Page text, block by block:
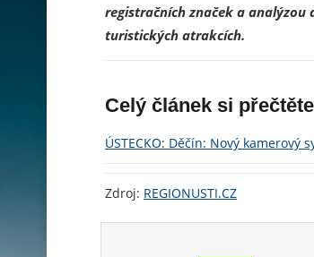
registračních značek a
turistických atrakcích.
Celý článek si
ÚSTECKO: Děčín: Nový
Zdroj: REGIONUSTI.CZ